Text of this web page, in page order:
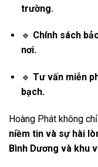
trường.
🔹 Chính sách
nơi.
🔹 Tư vấn miễn
bạch.
Hoàng Phát không
niềm tin và sự hài
Bình Dương và khu